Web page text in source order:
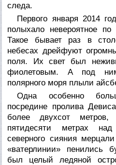
следа.
Первого января 2014
полыхало невероятное
Такое бывает раз в
небесах дрейфуют
поля. Их свет был
фиолетовым. А под
полярного моря плыли
Одна особенно
посредине пролива
более двухсот
пятидесяти метрах
северного сияния
«ватерлинии» пенились
был целый ледяной